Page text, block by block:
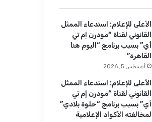
ت
ق
ر
ا
م
الأعلى للإعلام: استدعاء الممثل
القانوني لقناة “مودرن إم تي
أي” بسبب برنامج “اليوم هنا
القاهرة”
أغسطس 5, 2026
الأعلى للإعلام: استدعاء الممثل
القانوني لقناة “مودرن إم تي
أي” بسبب برنامج “حلوة بلادي”
لمخالفته الأكواد الإعلامية